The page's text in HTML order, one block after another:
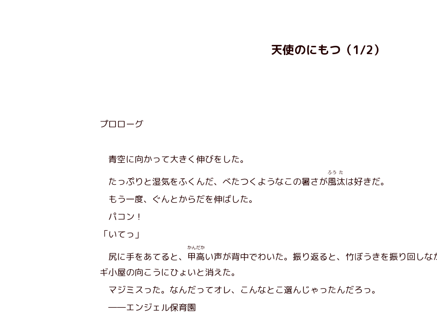
天使のにもつ（1/2）
プロローグ
青空に向かって大きく伸びをした。
たっぷりと湿気をふくんだ、べたつくようなこの暑さが風
ふう
汰
た
は好きだ。
もう一度、ぐんとからだを伸ばした。
パコン！
「いてっ」
尻に手をあてると、 甲高
かんだか
い声が背中でわいた。振り返ると、竹ぼうきを振り回し
ギ小屋の向こうにひょいと消えた。
マジミスった。なんだってオレ、こんなとこ選んじゃったんだろっ。
――エンジェル保育園